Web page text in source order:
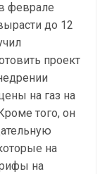
феврале
до 12
проект
на газ на
того, он
на
на